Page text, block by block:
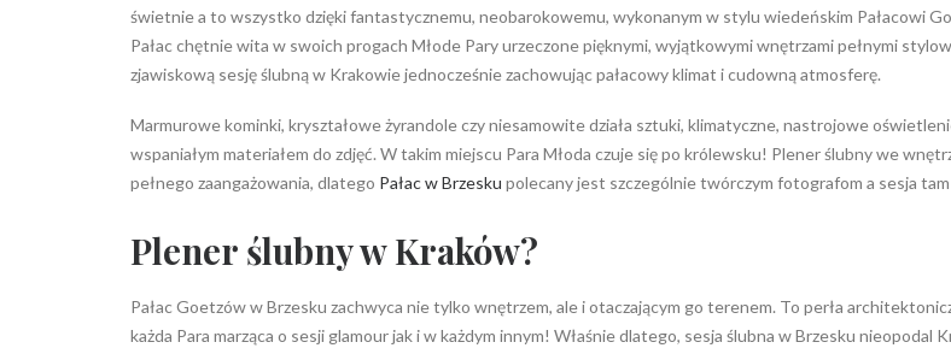
świetnie a to wszystko dzięki fantastycznemu, neobarokowemu, wykonanym w stylu wiedeńskim Pałacowi
Pałac chętnie wita w swoich progach Młode Pary urzeczone pięknymi, wyjątkowymi wnętrzami pełnymi
zjawiskową sesję ślubną w Krakowie jednocześnie zachowując pałacowy klimat i cudowną atmosferę.
Marmurowe kominki, kryształowe żyrandole czy niesamowite działa sztuki, klimatyczne, nastrojowe
wspaniałym materiałem do zdjęć. W takim miejscu Para Młoda czuje się po królewsku! Plener ślubny we
pełnego zaangażowania, dlatego Pałac w Brzesku polecany jest szczególnie twórczym fotografom a sesja
Plener ślubny w Kraków?
Pałac Goetzów w Brzesku zachwyca nie tylko wnętrzem, ale i otaczającym go terenem. To perła
każda Para marząca o sesji glamour jak i w każdym innym! Właśnie dlatego, sesja ślubna w Brzesku